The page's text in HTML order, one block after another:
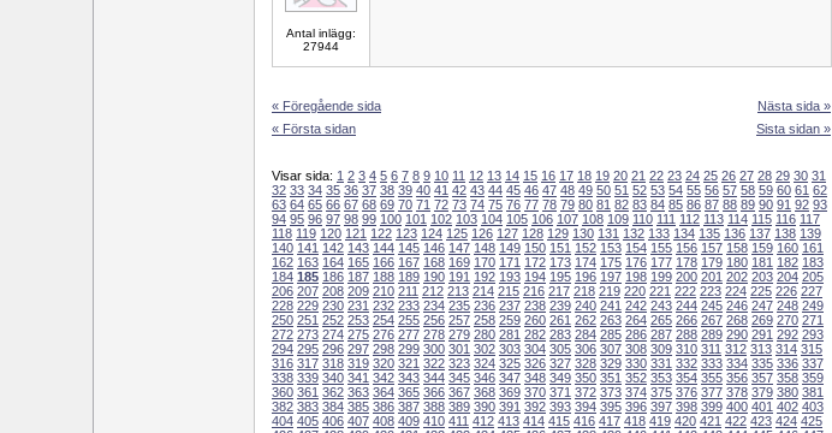
Antal inlägg:
27944
« Föregående sida
« Första sidan
Nästa sida »
Sista sidan »
Visar sida: 1 2 3 4 5 6 7 8 9 10 11 12 13 14 15 16 17 18 19 20 21 22 23 24 25 26 27 28 29 30 31
32 33 34 35 36 37 38 39 40 41 42 43 44 45 46 47 48 49 50 51 52 53 54 55 56 57 58 59 60 61 62
63 64 65 66 67 68 69 70 71 72 73 74 75 76 77 78 79 80 81 82 83 84 85 86 87 88 89 90 91 92 93
94 95 96 97 98 99 100 101 102 103 104 105 106 107 108 109 110 111 112 113 114 115 116 117
118 119 120 121 122 123 124 125 126 127 128 129 130 131 132 133 134 135 136 137 138 139
140 141 142 143 144 145 146 147 148 149 150 151 152 153 154 155 156 157 158 159 160 161
162 163 164 165 166 167 168 169 170 171 172 173 174 175 176 177 178 179 180 181 182 183
184 185 186 187 188 189 190 191 192 193 194 195 196 197 198 199 200 201 202 203 204 205
206 207 208 209 210 211 212 213 214 215 216 217 218 219 220 221 222 223 224 225 226 227
228 229 230 231 232 233 234 235 236 237 238 239 240 241 242 243 244 245 246 247 248 249
250 251 252 253 254 255 256 257 258 259 260 261 262 263 264 265 266 267 268 269 270 271
272 273 274 275 276 277 278 279 280 281 282 283 284 285 286 287 288 289 290 291 292 293
294 295 296 297 298 299 300 301 302 303 304 305 306 307 308 309 310 311 312 313 314 315
316 317 318 319 320 321 322 323 324 325 326 327 328 329 330 331 332 333 334 335 336 337
338 339 340 341 342 343 344 345 346 347 348 349 350 351 352 353 354 355 356 357 358 359
360 361 362 363 364 365 366 367 368 369 370 371 372 373 374 375 376 377 378 379 380 381
382 383 384 385 386 387 388 389 390 391 392 393 394 395 396 397 398 399 400 401 402 403
404 405 406 407 408 409 410 411 412 413 414 415 416 417 418 419 420 421 422 423 424 425